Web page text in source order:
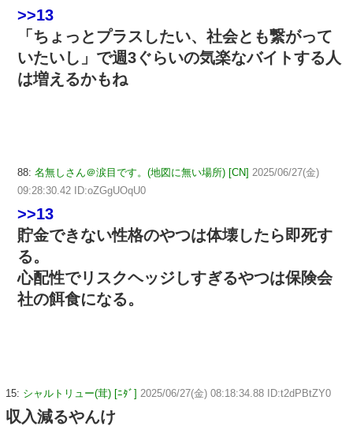
>>13
「ちょっとプラスしたい、社会とも繋がって
いたいし」で週3ぐらいの気楽なバイトする人
は増えるかもね
88: 名無しさん＠涙目です。(地図に無い場所) [CN] 2025/06/27(金)
09:28:30.42 ID:oZGgUOqU0
>>13
貯金できない性格のやつは体壊したら即死す
る。
心配性でリスクヘッジしすぎるやつは保険会
社の餌食になる。
15: シャルトリュー(茸) [ﾆﾀﾞ] 2025/06/27(金) 08:18:34.88 ID:t2dPBtZY0
収入減るやんけ